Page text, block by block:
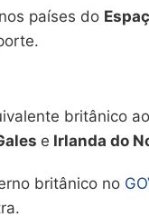
países do
britânico
e Irlanda do
britânico no